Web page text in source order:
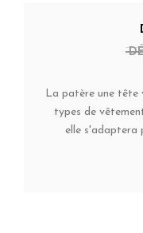
La patère une tête
types de
elle s'adaptera